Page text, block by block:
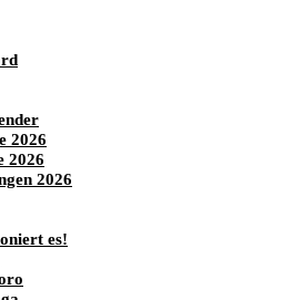
2026
2026
2026
es!